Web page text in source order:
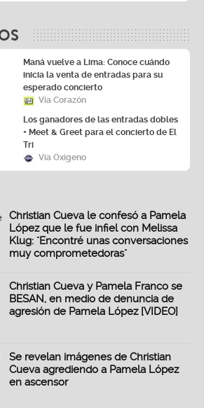
Maná vuelve a Lima: Conoce cuándo
inicia la venta de entradas para su
esperado concierto
Vía Corazón
Los ganadores de las entradas dobles
+ Meet & Greet para el concierto de El
Tri
Vía Oxígeno
Christian Cueva le confesó a Pamela
López que le fue infiel con Melissa
Klug: "Encontré unas conversaciones
muy comprometedoras"
Christian Cueva y Pamela Franco se
BESAN, en medio de denuncia de
agresión de Pamela López [VIDEO]
Se revelan imágenes de Christian
Cueva agrediendo a Pamela López
en ascensor